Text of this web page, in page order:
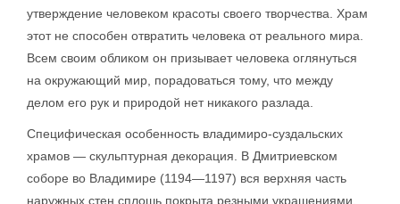
утверждение человеком красоты своего творчества. Храм
этот не способен отвратить человека от реального мира.
Всем своим обликом он призывает человека оглянуться
на окружающий мир, порадоваться тому, что между
делом его рук и природой нет никакого разлада.
Специфическая особенность владимиро-суздальских
храмов — скульптурная декорация. В Дмитриевском
соборе во Владимире (1194—1197) вся верхняя часть
наружных стен сплошь покрыта резными украшениями.